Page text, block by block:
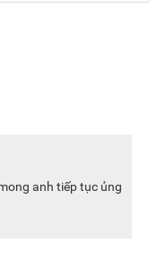
xe trợ lực có tải
nhà.
rời sẽ giúp người
nhanh chóng và
anh tiếp tục ủng